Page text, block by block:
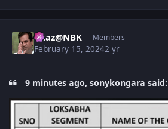
Raaz@NBK Members
February 15, 20242 yr
9 minutes ago, sonykongara said: